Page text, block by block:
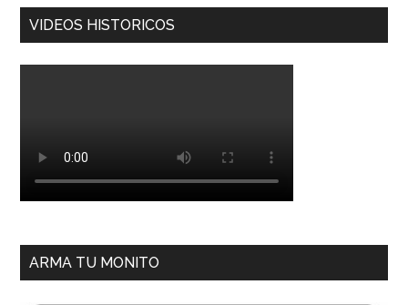
VIDEOS HISTORICOS
ARMA TU MONITO